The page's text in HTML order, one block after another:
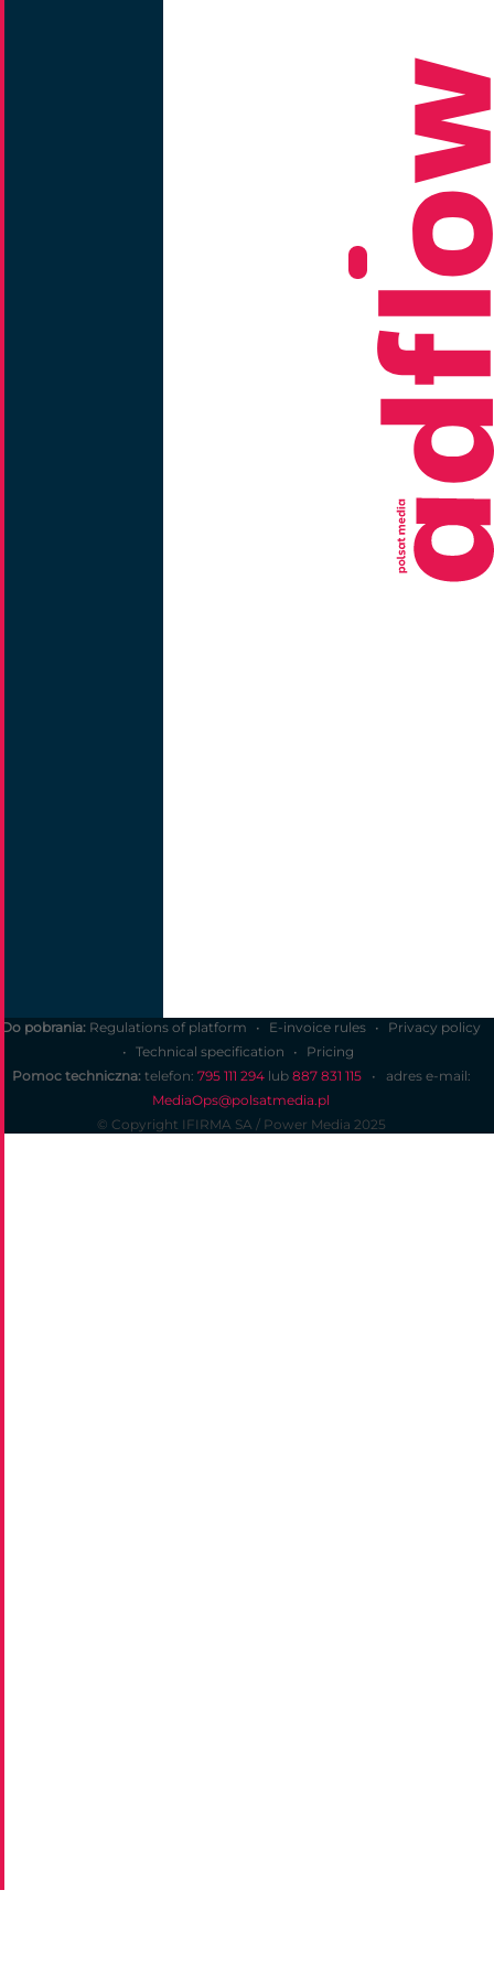
Do pobrania: Regulations of platform E-invoice rules
Privacy policy
Technical specification
Pricing
Pomoc techniczna: telefon: 795 111 294lub 887 831 115• adres e-mail:
MediaOps@polsatmedia.pl
© Copyright IFIRMA SA / Power Media 2025